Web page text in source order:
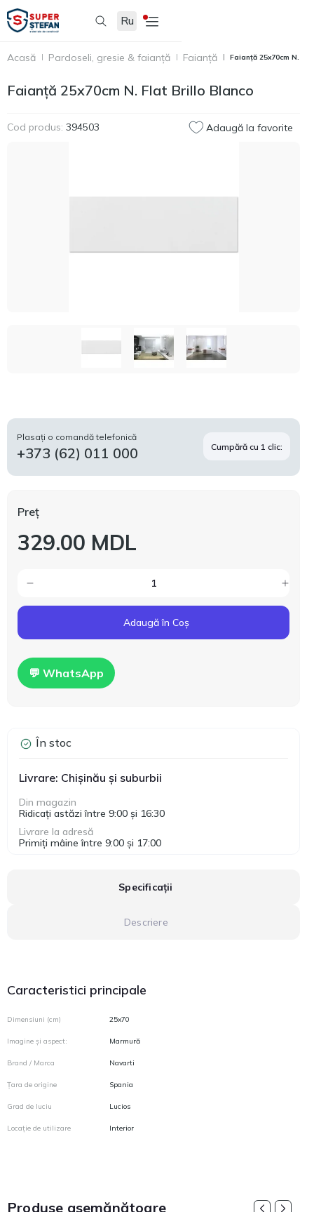
Ru
Acasă Pardoseli, gresie & faianță Faianță Faianță 25x70cm N.
Faianță 25x70cm N. Flat Brillo Blanco
Cod produs: 394503 Adaugă la favorite
Plasați o comandă telefonică
+373 (62) 011 000 Cumpără cu 1 clic:
Preț
329.00 MDL
Adaugă în Coș
💬 WhatsApp
În stoc
Livrare: Chișinău și suburbii
Din magazin
Ridicați astăzi între 9:00 și 16:30
Livrare la adresă
Primiți mâine între 9:00 și 17:00
Specificații
Descriere
Caracteristici principale
Dimensiuni (cm) 25x70
Imagine și aspect: Marmură
Brand / Marca Navarti
Țara de origine Spania
Grad de luciu Lucios
Locație de utilizare Interior
Produse asemănătoare